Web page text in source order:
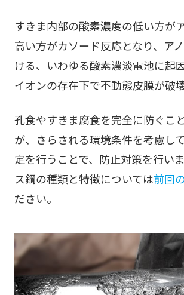
すきま内部の酸素濃度の低い方が
高い方がカソード反応となり、ア
ける、いわゆる酸素濃淡電池に起
イオンの存在下で不動態皮膜が破
孔食やすきま腐食を完全に防ぐこ
が、さらされる環境条件を考慮し
定を行うことで、防止対策を行い
ス鋼の種類と特徴については前回
ださい。